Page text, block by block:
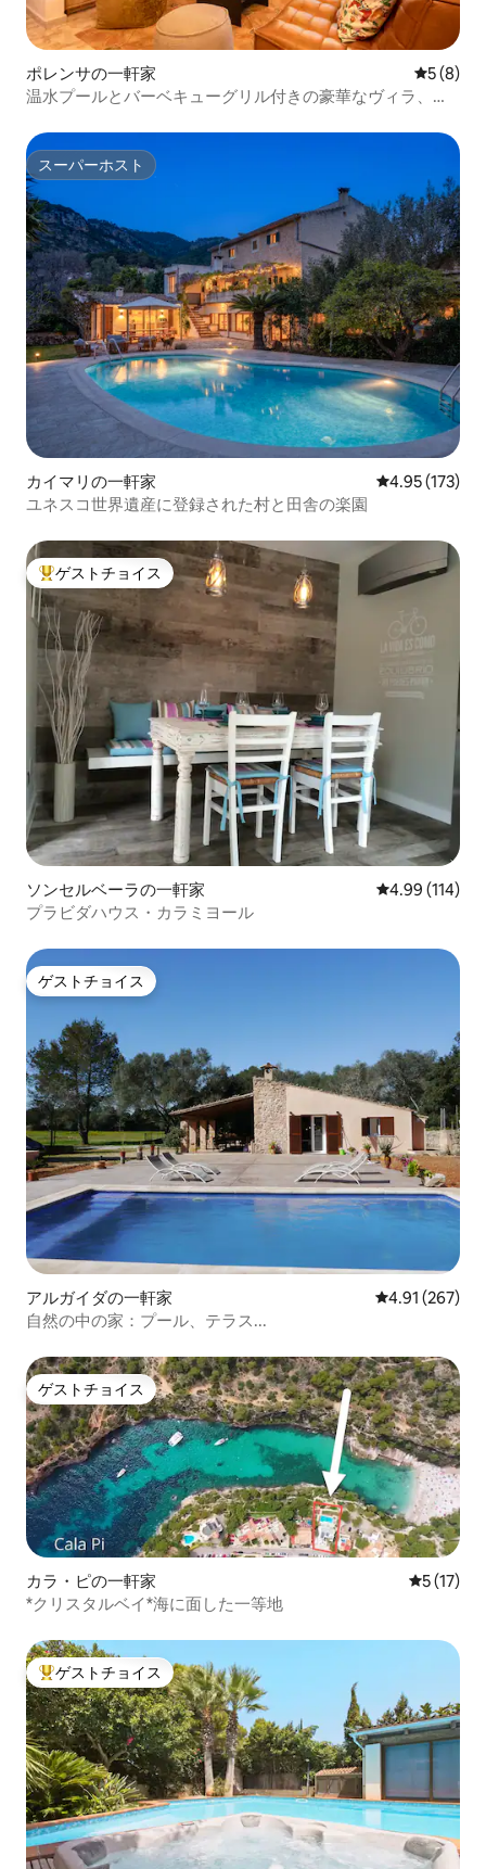
ポレンサの一軒家 レビュー
5 (8)
温水プールとバーベキューグリル付きの豪華なヴィラ、町
スーパーホスト
スーパーホスト
カイマリの一軒家 レビュー173
4.95 (173)
ユネスコ世界遺産に登録された村と田舎の楽園
大好評のゲストチョイスです。
ゲストチョイス
ソンセルベーラの一軒家 レビュー114
4.99 (114)
プラビダハウス・カラミヨール
ゲストチョイス
ゲストチョイス
アルガイダの一軒家 レビュー267
4.91 (267)
自然の中の家：プール、テラス...
ゲストチョイス
ゲストチョイス
カラ・ピの一軒家 レビュー
5 (17)
*クリスタルベイ*海に面した一等地
大好評のゲストチョイスです。
ゲストチョイス